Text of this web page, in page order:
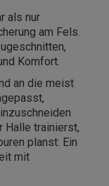
als nur
am Fels.
Komfort.
an die meist
Halle trainierst,
planst: Ein
mit